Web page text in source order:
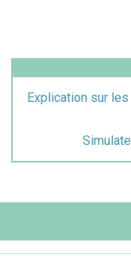
Explication sur